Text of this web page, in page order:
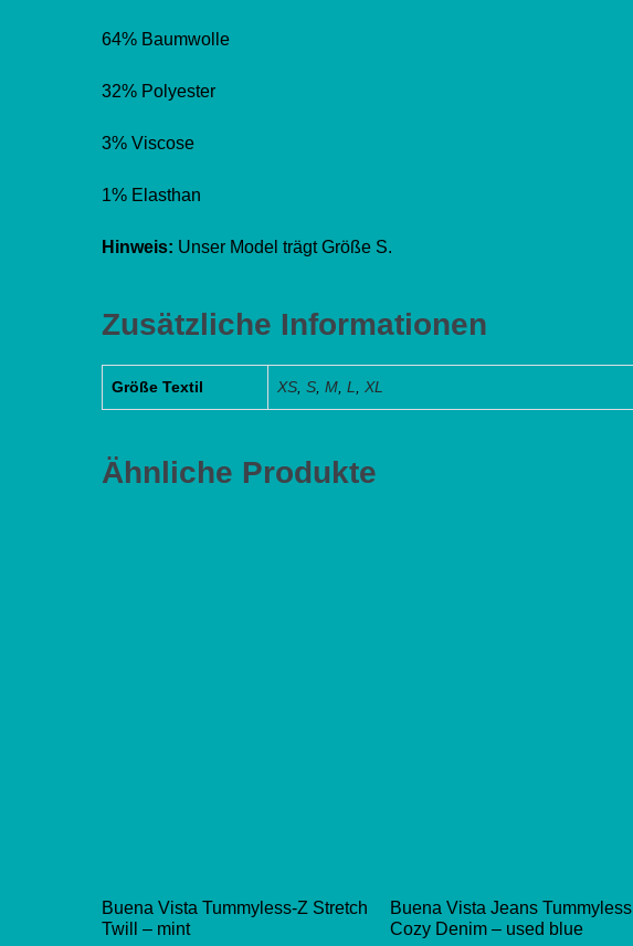
64% Baumwolle
32% Polyester
3% Viscose
1% Elasthan
Hinweis: Unser Model trägt Größe S.
Zusätzliche Informationen
Größe Textil XS, S, M, L, XL
Ähnliche Produkte
Buena Vista Tummyless-Z Stretch
Twill – mint
Buena Vista Jeans Tummyless
Cozy Denim – used blue